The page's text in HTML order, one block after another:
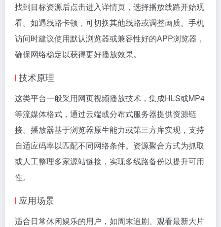
找到目标资源后点击进入详情页，选择播放线路开始观
看。如遇线路卡顿，可切换其他线路或调整画质。手机
访问时建议使用默认浏览器或兼容性好的APP浏览器，
确保网络稳定以获得更好播放效果。
技术原理
这类平台一般采用网页视频播放技术，集成HLS或MP4
等流媒体格式，通过云端或分布式服务器提供资源链
接。播放器基于浏览器原生能力或第三方库实现，支持
自适应码率以匹配不同网络条件。资源聚合方式为抓取
或人工整理多家源站链接，实现多线路备份以提升可用
性。
应用场景
适合日常休闲娱乐的用户，如周末追剧、观看最新大片